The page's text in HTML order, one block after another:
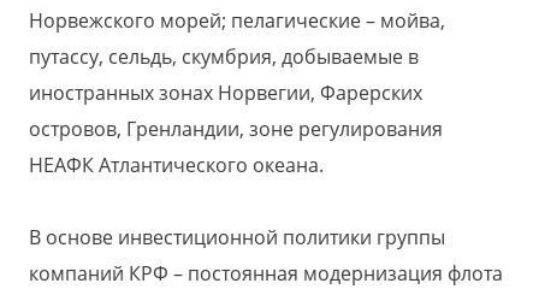
Норвежского морей; пелагические – мойва,
путассу, сельдь, скумбрия, добываемые в
иностранных зонах Норвегии, Фарерских
островов, Гренландии, зоне регулирования
НЕАФК Атлантического океана.
В основе инвестиционной политики группы
компаний КРФ – постоянная модернизация флота